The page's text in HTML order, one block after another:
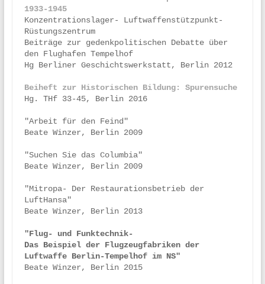
1933-1945
Konzentrationslager- Luftwaffenstützpunkt-
Rüstungszentrum
Beiträge zur gedenkpolitischen Debatte über
den Flughafen Tempelhof
Hg Berliner Geschichtswerkstatt, Berlin 2012
Beiheft zur Historischen Bildung: Spurensuche
Hg. THf 33-45, Berlin 2016
"Arbeit für den Feind"
Beate Winzer, Berlin 2009
"Suchen Sie das Columbia"
Beate Winzer, Berlin 2009
"Mitropa- Der Restaurationsbetrieb der
LuftHansa"
Beate Winzer, Berlin 2013
Das Beispiel der Flugzeugfabriken der
Beate Winzer, Berlin 2015